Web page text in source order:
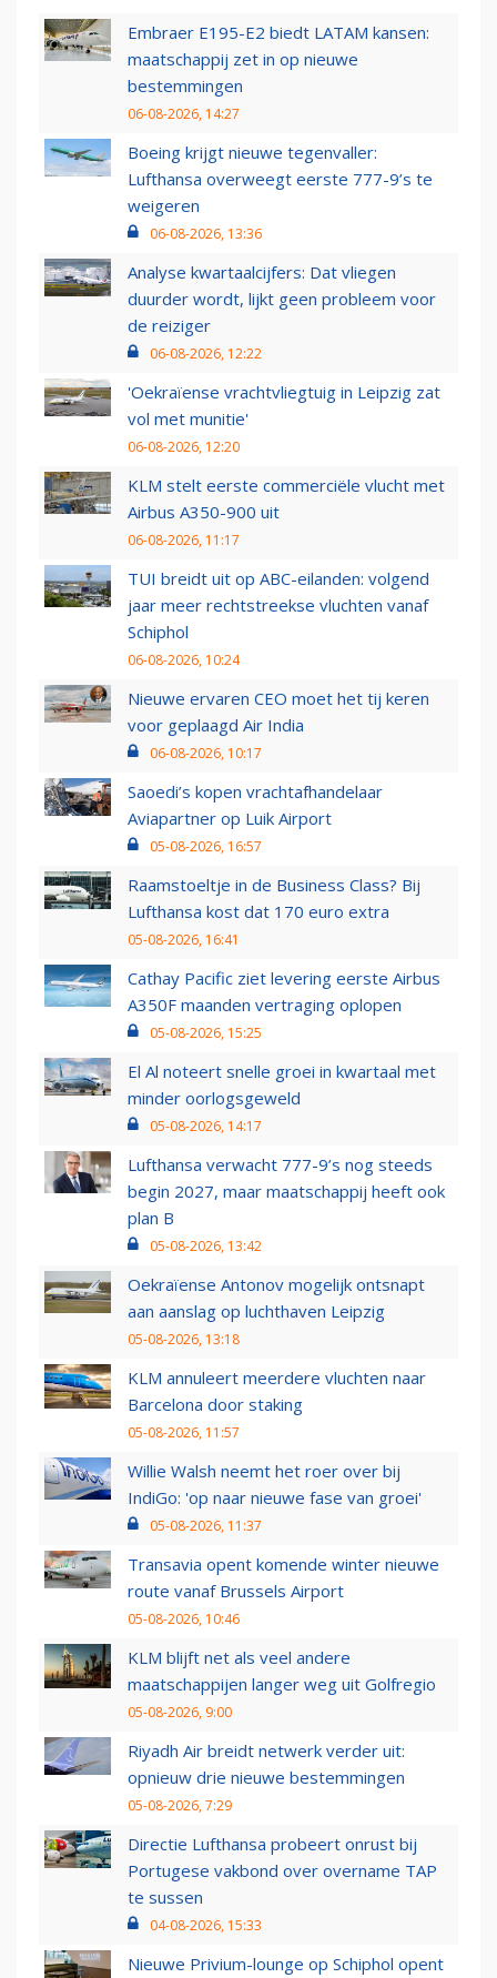
Embraer E195-E2 biedt LATAM kansen:
maatschappij zet in op nieuwe
bestemmingen
06-08-2026, 14:27
Boeing krijgt nieuwe tegenvaller:
Lufthansa overweegt eerste 777-9’s te
weigeren
06-08-2026, 13:36
Analyse kwartaalcijfers: Dat vliegen
duurder wordt, lijkt geen probleem voor
de reiziger
06-08-2026, 12:22
'Oekraïense vrachtvliegtuig in Leipzig zat
vol met munitie'
06-08-2026, 12:20
KLM stelt eerste commerciële vlucht met
Airbus A350-900 uit
06-08-2026, 11:17
TUI breidt uit op ABC-eilanden: volgend
jaar meer rechtstreekse vluchten vanaf
Schiphol
06-08-2026, 10:24
Nieuwe ervaren CEO moet het tij keren
voor geplaagd Air India
06-08-2026, 10:17
Saoedi’s kopen vrachtafhandelaar
Aviapartner op Luik Airport
05-08-2026, 16:57
Raamstoeltje in de Business Class? Bij
Lufthansa kost dat 170 euro extra
05-08-2026, 16:41
Cathay Pacific ziet levering eerste Airbus
A350F maanden vertraging oplopen
05-08-2026, 15:25
El Al noteert snelle groei in kwartaal met
minder oorlogsgeweld
05-08-2026, 14:17
Lufthansa verwacht 777-9’s nog steeds
begin 2027, maar maatschappij heeft ook
plan B
05-08-2026, 13:42
Oekraïense Antonov mogelijk ontsnapt
aan aanslag op luchthaven Leipzig
05-08-2026, 13:18
KLM annuleert meerdere vluchten naar
Barcelona door staking
05-08-2026, 11:57
Willie Walsh neemt het roer over bij
IndiGo: 'op naar nieuwe fase van groei'
05-08-2026, 11:37
Transavia opent komende winter nieuwe
route vanaf Brussels Airport
05-08-2026, 10:46
KLM blijft net als veel andere
maatschappijen langer weg uit Golfregio
05-08-2026, 9:00
Riyadh Air breidt netwerk verder uit:
opnieuw drie nieuwe bestemmingen
05-08-2026, 7:29
Directie Lufthansa probeert onrust bij
Portugese vakbond over overname TAP
te sussen
04-08-2026, 15:33
Nieuwe Privium-lounge op Schiphol opent